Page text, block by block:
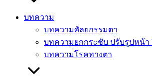
บทความ
บทความศัลยกรรมตา
บทความยกกระชับ ปรับรูปหน้า
บทความโรคทางตา